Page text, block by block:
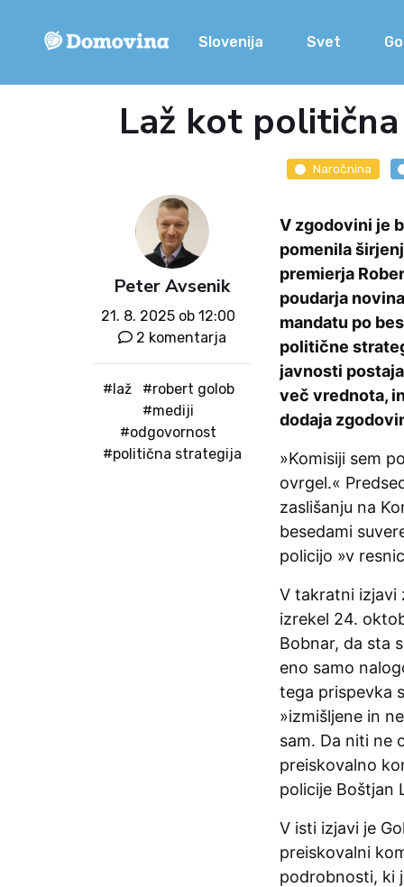
Slovenija Svet
Laž kot
Peter Avsenik
21. 8. 2025 ob 12:00
2 komentarja
#laž
#robert golob
#mediji
#odgovornost
#politična strategija
Naročnina
V zgodovini je
pomenila
premierja
poudarja
mandatu po
politične
javnosti
več vrednota,
dodaja
»Komisiji sem
ovrgel.«
zaslišanju na
besedami
policijo »v
V takratni izjavi
izrekel 24.
Bobnar, da sta
eno samo
tega prispevka
»izmišljene in
sam. Da niti ne
preiskovalno
policije Boštjan
V isti izjavi je
preiskovalni
podrobnosti, ki